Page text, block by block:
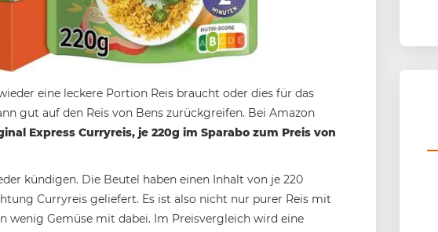
eine leckere Portion Reis braucht oder dies für das
gut auf den Reis von Bens zurückgreifen. Bei Amazon
Express Curryreis, je 220g im Sparabo zum Preis von
kündigen. Die Beutel haben einen Inhalt von je 220
Curryreis geliefert. Es ist also nicht nur purer Reis mit
wenig Gemüse mit dabei. Im Preisvergleich wird eine